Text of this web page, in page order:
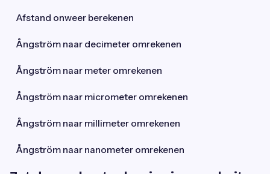
Afstand onweer berekenen
Ångström naar decimeter omrekenen
Ångström naar meter omrekenen
Ångström naar micrometer omrekenen
Ångström naar millimeter omrekenen
Ångström naar nanometer omrekenen